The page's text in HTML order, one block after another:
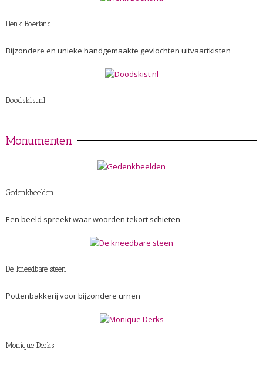
Henk Boerland
Bijzondere en unieke handgemaakte gevlochten uitvaartkisten
Doodskist.nl
Monumenten
Gedenkbeelden
Een beeld spreekt waar woorden tekort schieten
De kneedbare steen
Pottenbakkerij voor bijzondere urnen
Monique Derks